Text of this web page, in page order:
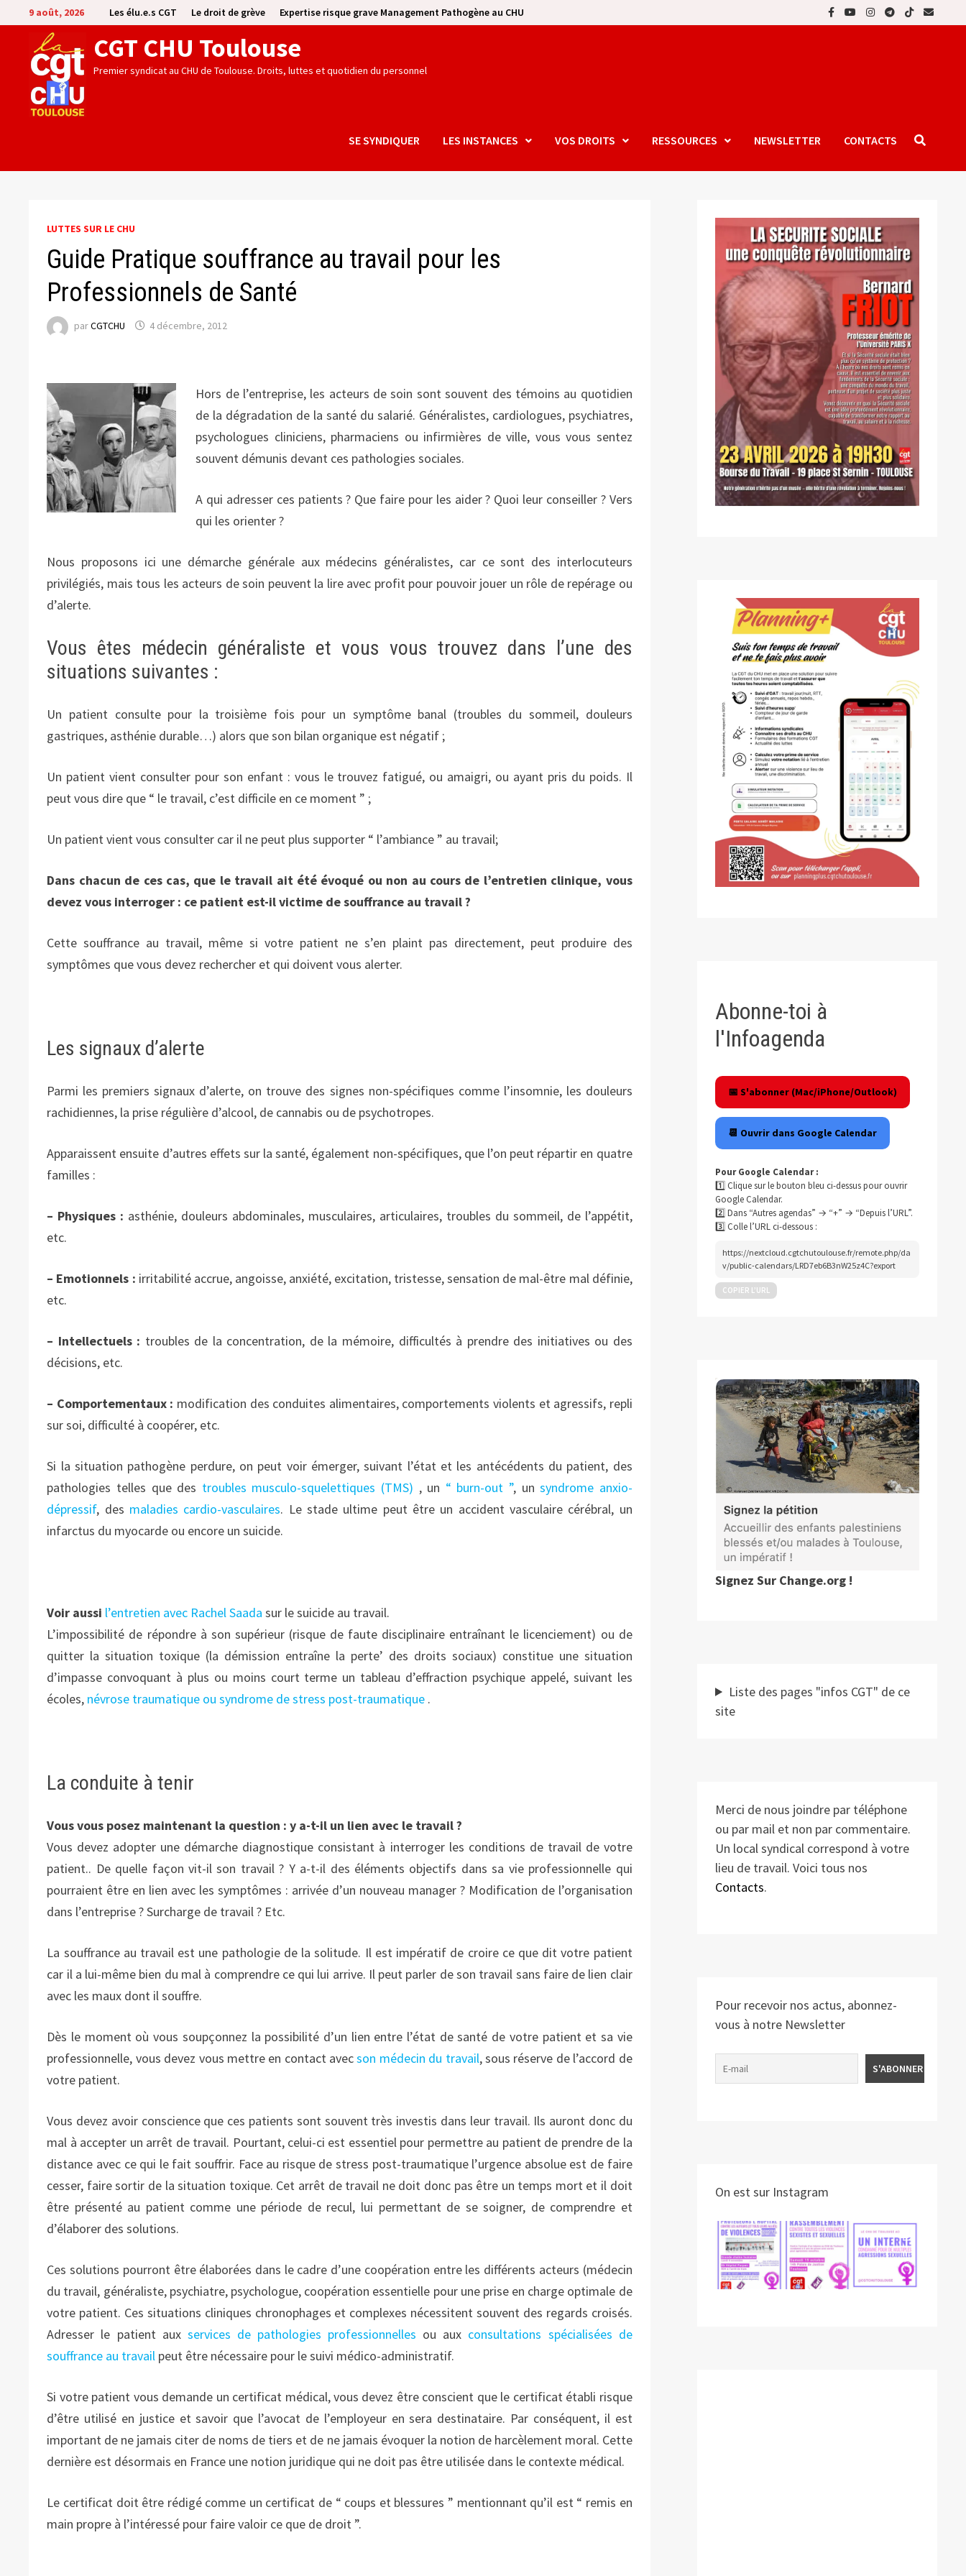
Passer
au
contenu
9 août, 2026 Les élu.e.s CGT Le droit de grève Expertise risque grave Management Pathogène au CHU
CGT CHU Toulouse
Premier syndicat au CHU de Toulouse. Droits, luttes et quotidien du personnel
SE SYNDIQUER LES INSTANCES VOS DROITS RESSOURCES NEWSLETTER CONTACTS
LUTTES SUR LE CHU
Guide Pratique souffrance au travail pour les
Professionnels de Santé
parCGTCHU 4 décembre, 2012
Hors de l’entreprise, les acteurs de soin sont souvent des témoins au quotidien
de la dégradation de la santé du salarié. Généralistes, cardiologues, psychiatres,
psychologues cliniciens, pharmaciens ou infirmières de ville, vous vous sentez
souvent démunis devant ces pathologies sociales.
A qui adresser ces patients ? Que faire pour les aider ? Quoi leur conseiller ? Vers
qui les orienter ?
Nous proposons ici une démarche générale aux médecins généralistes, car ce sont des interlocuteurs
privilégiés, mais tous les acteurs de soin peuvent la lire avec profit pour pouvoir jouer un rôle de repérage ou
d’alerte.
Vous êtes médecin généraliste et vous vous trouvez dans l’une des
situations suivantes :
Un patient consulte pour la troisième fois pour un symptôme banal (troubles du sommeil, douleurs
gastriques, asthénie durable…) alors que son bilan organique est négatif ;
Un patient vient consulter pour son enfant : vous le trouvez fatigué, ou amaigri, ou ayant pris du poids. Il
peut vous dire que “ le travail, c’est difficile en ce moment ” ;
Un patient vient vous consulter car il ne peut plus supporter “ l’ambiance ” au travail;
Dans chacun de ces cas, que le travail ait été évoqué ou non au cours de l’entretien clinique, vous
devez vous interroger : ce patient est-il victime de souffrance au travail ?
Cette souffrance au travail, même si votre patient ne s’en plaint pas directement, peut produire des
symptômes que vous devez rechercher et qui doivent vous alerter.
Les signaux d’alerte
Parmi les premiers signaux d’alerte, on trouve des signes non-spécifiques comme l’insomnie, les douleurs
rachidiennes, la prise régulière d’alcool, de cannabis ou de psychotropes.
Apparaissent ensuite d’autres effets sur la santé, également non-spécifiques, que l’on peut répartir en quatre
familles :
– Physiques : asthénie, douleurs abdominales, musculaires, articulaires, troubles du sommeil, de l’appétit,
etc.
– Emotionnels : irritabilité accrue, angoisse, anxiété, excitation, tristesse, sensation de mal-être mal définie,
etc.
– Intellectuels : troubles de la concentration, de la mémoire, difficultés à prendre des initiatives ou des
décisions, etc.
– Comportementaux : modification des conduites alimentaires, comportements violents et agressifs, repli
sur soi, difficulté à coopérer, etc.
Si la situation pathogène perdure, on peut voir émerger, suivant l’état et les antécédents du patient, des
pathologies telles que des troubles musculo-squelettiques (TMS) , un “ burn-out ”, unsyndrome anxio-
dépressif, des maladies cardio-vasculaires. Le stade ultime peut être un accident vasculaire cérébral, un
infarctus du myocarde ou encore un suicide.
Voir aussi l’entretien avec Rachel Saada sur le suicide au travail.
L’impossibilité de répondre à son supérieur (risque de faute disciplinaire entraînant le licenciement) ou de
quitter la situation toxique (la démission entraîne la perte’ des droits sociaux) constitue une situation
d’impasse convoquant à plus ou moins court terme un tableau d’effraction psychique appelé, suivant les
écoles, névrose traumatique ou syndrome de stress post-traumatique .
La conduite à tenir
Vous vous posez maintenant la question : y a-t-il un lien avec le travail ?
Vous devez adopter une démarche diagnostique consistant à interroger les conditions de travail de votre
patient.. De quelle façon vit-il son travail ? Y a-t-il des éléments objectifs dans sa vie professionnelle qui
pourraient être en lien avec les symptômes : arrivée d’un nouveau manager ? Modification de l’organisation
dans l’entreprise ? Surcharge de travail ? Etc.
La souffrance au travail est une pathologie de la solitude. Il est impératif de croire ce que dit votre patient
car il a lui-même bien du mal à comprendre ce qui lui arrive. Il peut parler de son travail sans faire de lien clair
avec les maux dont il souffre.
Dès le moment où vous soupçonnez la possibilité d’un lien entre l’état de santé de votre patient et sa vie
professionnelle, vous devez vous mettre en contact avecson médecin du travail, sous réserve de l’accord de
votre patient.
Vous devez avoir conscience que ces patients sont souvent très investis dans leur travail. Ils auront donc du
mal à accepter un arrêt de travail. Pourtant, celui-ci est essentiel pour permettre au patient de prendre de la
distance avec ce qui le fait souffrir. Face au risque de stress post-traumatique l’urgence absolue est de faire
cesser, faire sortir de la situation toxique. Cet arrêt de travail ne doit donc pas être un temps mort et il doit
être présenté au patient comme une période de recul, lui permettant de se soigner, de comprendre et
d’élaborer des solutions.
Ces solutions pourront être élaborées dans le cadre d’une coopération entre les différents acteurs (médecin
du travail, généraliste, psychiatre, psychologue, coopération essentielle pour une prise en charge optimale de
votre patient. Ces situations cliniques chronophages et complexes nécessitent souvent des regards croisés.
Adresser le patient aux services de pathologies professionnelles ou aux consultations spécialisées de
souffrance au travail peut être nécessaire pour le suivi médico-administratif.
Si votre patient vous demande un certificat médical, vous devez être conscient que le certificat établi risque
d’être utilisé en justice et savoir que l’avocat de l’employeur en sera destinataire. Par conséquent, il est
important de ne jamais citer de noms de tiers et de ne jamais évoquer la notion de harcèlement moral. Cette
dernière est désormais en France une notion juridique qui ne doit pas être utilisée dans le contexte médical.
Le certificat doit être rédigé comme un certificat de “ coups et blessures ” mentionnant qu’il est “ remis en
main propre à l’intéressé pour faire valoir ce que de droit ”.
Abonne-toi à
l'Infoagenda
📅 S'abonner (Mac/iPhone/Outlook)
📆 Ouvrir dans Google Calendar
Pour Google Calendar :
1️⃣ Clique sur le bouton bleu ci-dessus pour ouvrir
Google Calendar.
2️⃣ Dans “Autres agendas” → “+” → “Depuis l’URL”.
3️⃣ Colle l’URL ci-dessous :
https://nextcloud.cgtchutoulouse.fr/remote.php/da
v/public-calendars/LRD7eb6B3nW25z4C?export
COPIER L’URL
Signez Sur Change.org !
Liste des pages "infos CGT" de ce
site
Merci de nous joindre par téléphone
ou par mail et non par commentaire.
Un local syndical correspond à votre
lieu de travail. Voici tous nos
Contacts.
Pour recevoir nos actus, abonnez-
vous à notre Newsletter
On est sur Instagram